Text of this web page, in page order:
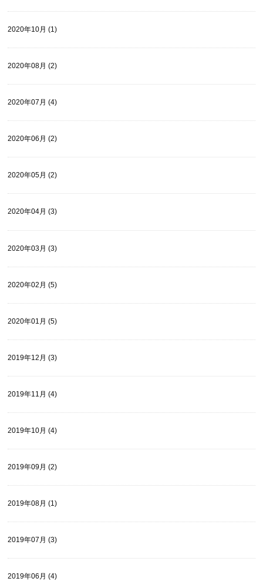
2020年10月 (1)
2020年08月 (2)
2020年07月 (4)
2020年06月 (2)
2020年05月 (2)
2020年04月 (3)
2020年03月 (3)
2020年02月 (5)
2020年01月 (5)
2019年12月 (3)
2019年11月 (4)
2019年10月 (4)
2019年09月 (2)
2019年08月 (1)
2019年07月 (3)
2019年06月 (4)